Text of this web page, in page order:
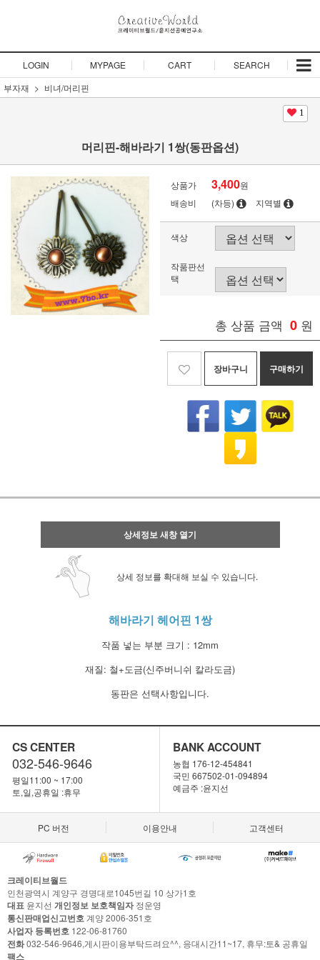
LOGIN MYPAGE CART
SEARCH
부자재
비녀/머리핀
1
머리핀-해바라기 1쌍(동판옵션)
상품가 3,400원
배송비
(차등) 지역별
색상
작품판선
택
총 상품 금액 0 원
장바구니 구매하기
상세정보 새창 열기
상세 정보를 확대해 보실 수 있습니다.
해바라기 헤어핀 1쌍
작품 넣는 부분 크기 : 12mm
재질: 철+도금(신주버니쉬 칼라도금)
동판은 선택사항입니다.
CS CENTER
032-546-9646
평일11:00 ~ 17:00
토,일,공휴일 :휴무
BANK ACCOUNT
농협 176-12-454841
국민 667502-01-094894
예금주 :윤지선
PC 버전 이용안내 고객센터
크레이티브월드
인천광역시 계양구 경명대로1045번길 10 상가1호
대표 윤지선 개인정보 보호책임자정운영
통신판매업신고번호 계양 2006-351호
사업자 등록번호 122-06-81760
전화032-546-9646,게시판이용부탁드려요^^, 응대시간11~17, 휴무:토& 공휴일
팩스